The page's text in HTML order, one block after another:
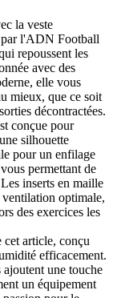
la veste
par l'ADN Football
repoussent les
avec des
elle vous
mieux, que ce soit
décontractées.
conçue pour
silhouette
pour un enfilage
permettant de
inserts en maille
ventilation optimale,
des exercices les
article, conçu
efficacement.
ajoutent une touche
un équipement